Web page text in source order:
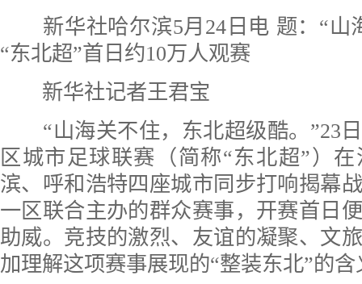
新华社哈尔滨5月24日电 题：“山
“东北超”首日约10万人观赛
新华社记者王君宝
“山海关不住，东北超级酷。”23
区城市足球联赛（简称“东北超”）
滨、呼和浩特四座城市同步打响揭幕
一区联合主办的群众赛事，开赛首日
助威。竞技的激烈、友谊的凝聚、文
加理解这项赛事展现的“整装东北”的含